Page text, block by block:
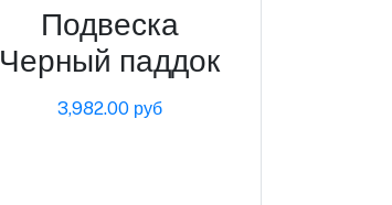
Подвеска
Черный паддок
3,982.00 руб